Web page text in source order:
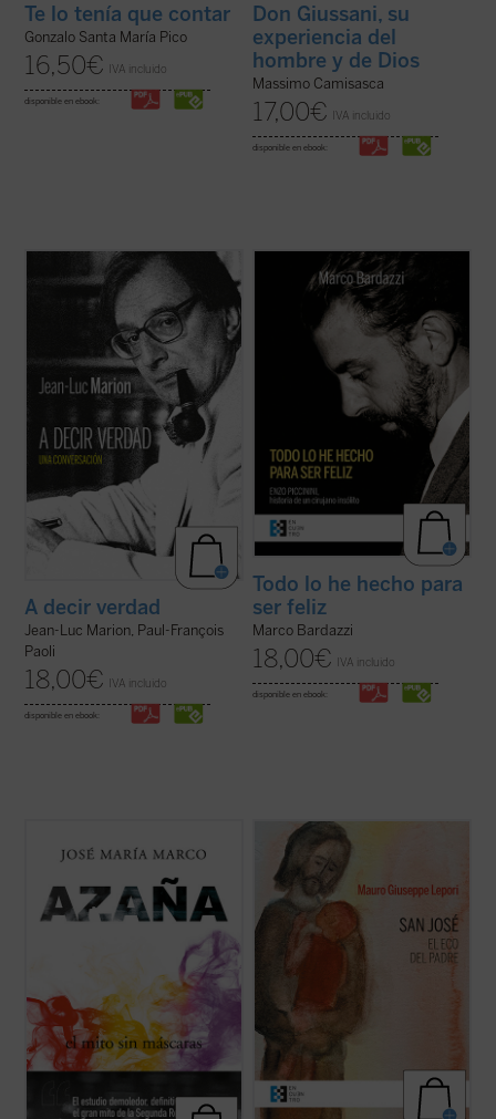
Te lo tenía que contar
Gonzalo Santa María Pico
16,50€ IVA incluido
disponible en ebook:
Don Giussani, su
experiencia del
hombre y de Dios
Massimo Camisasca
17,00€ IVA incluido
disponible en ebook:
¿Hacia dónde va el mundo? ¿Cuál es el
estado de la Iglesia? ¿Qué futuro tiene
Europa? Estas son algunas de las
preguntas formuladas por el periodista
especializado en el mundo de la cultura
Paul-François Paoli a las que Jean-Luc
(ver ficha)
A decir verdad
Jean-Luc Marion, Paul-François
Paoli
18,00€ IVA incluido
disponible en ebook:
En mayo de 1999, 7.000 personas
abarrotaron la basílica de San Petronio en
Bolonia para dar su último adiós a Enzo
Piccinini, cirujano del hospital de
Sant'Orsola. ¿Quién era este joven médico
que había sido capaz de dejar una huella
Todo lo he hecho para
ser feliz
Marco Bardazzi
18,00€ IVA incluido
disponible en ebook:
María Marco, autor hace ya treinta años de
una de las más importantes biografías de
Manuel Azaña, ha compuesto este nuevo
ensayo histórico-político sobre el escritor y
político de Alcalá de Henares ... (ver ficha)
San José fue llamado a materializar la
paternidad de Dios hacia el Hijo encarnado.
Una vocación, un camino, vividos en el
silencio, porque tendía a la escucha de una
Palabra que se hizo Presencia en su casa.
Con él, Dios Padre no ha querido ...
ficha)